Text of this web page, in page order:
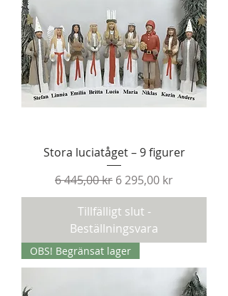
Stora luciatåget – 9 figurer
Ordinarie pris
6 445,00 kr Reapris
6 295,00 kr
Tillfälligt slut -
Beställningsvara
OBS! Begränsat lager